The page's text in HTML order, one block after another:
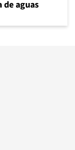
de aguas